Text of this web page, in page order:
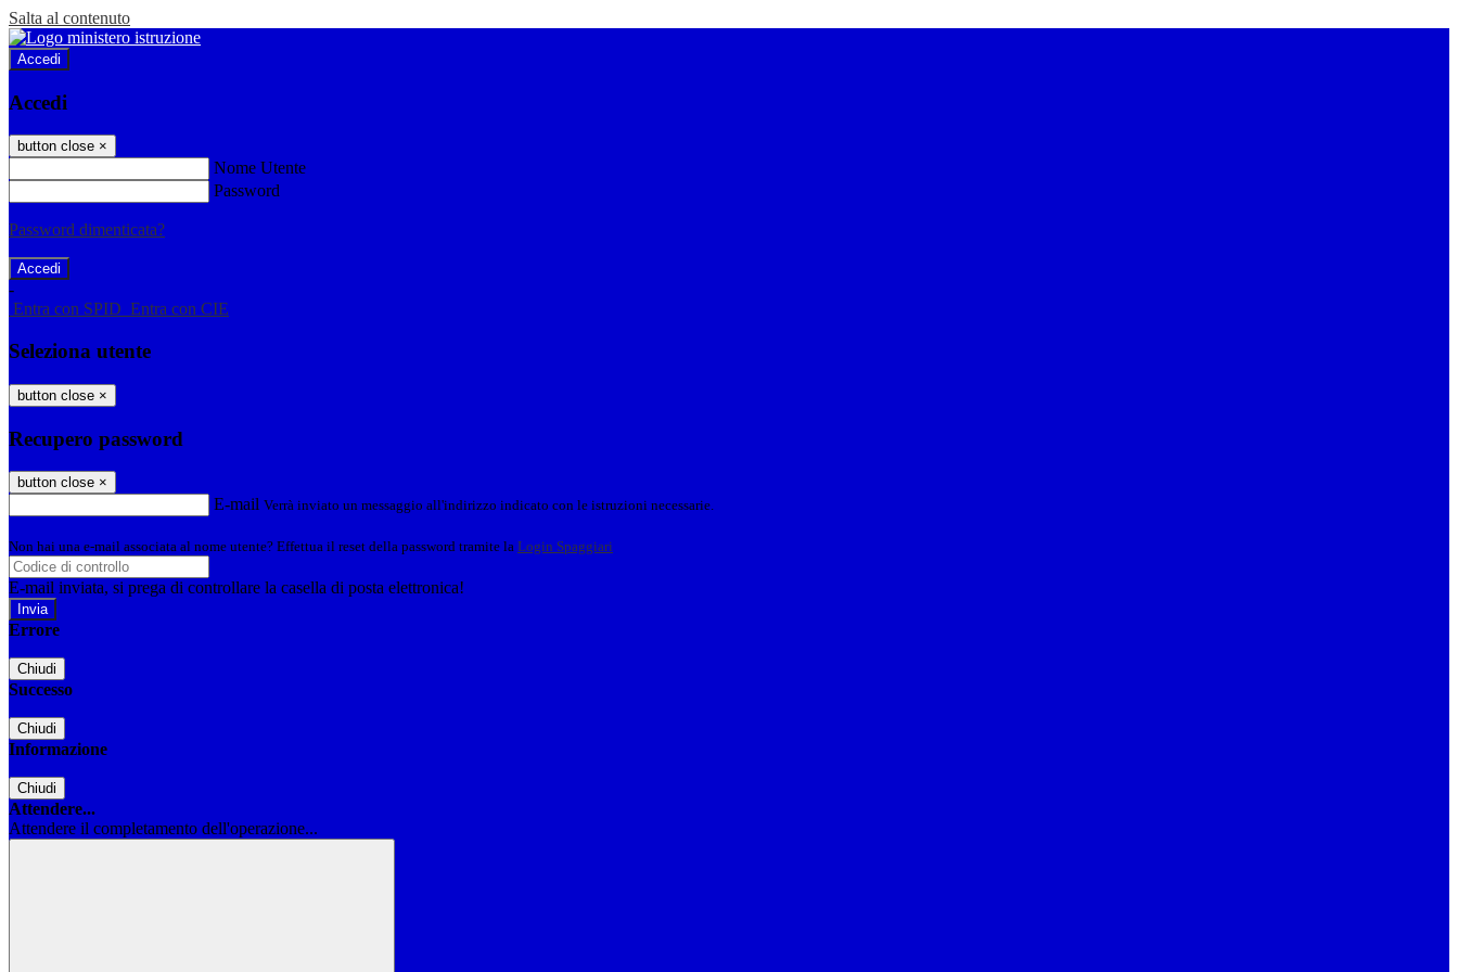
Salta al contenuto
Accedi
Accedi
button close ×
Nome Utente
Password
Password dimenticata?
-
Entra con SPID Entra con CIE
Seleziona utente
button close ×
Recupero password
button close ×
E-mail Verrà inviato un messaggio all'indirizzo indicato con le istruzioni necessarie.
Non hai una e-mail associata al nome utente? Effettua il reset della password tramite la Login Spaggiari
E-mail inviata, si prega di controllare la casella di posta elettronica!
Errore
Chiudi
Successo
Chiudi
Informazione
Chiudi
Attendere...
Attendere il completamento dell'operazione...